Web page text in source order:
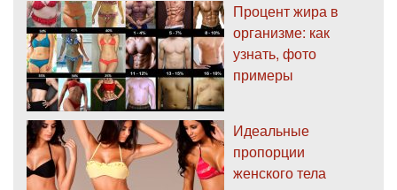
Процент жира в
организме: как
узнать, фото
примеры
Идеальные
пропорции
женского тела